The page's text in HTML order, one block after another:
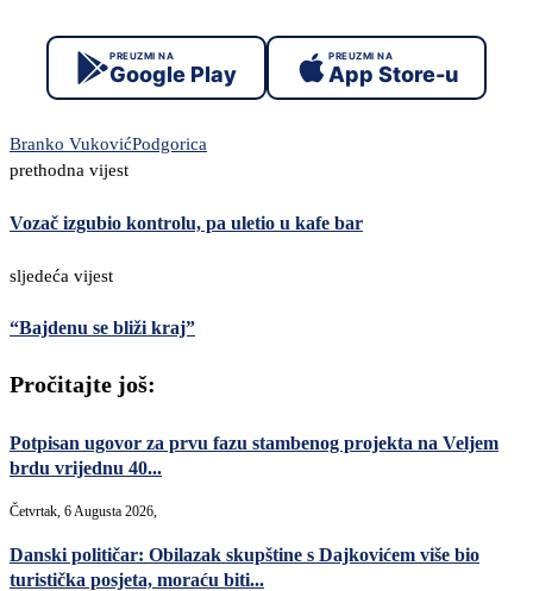
PREUZMI NA
Google Play
PREUZMI NA
App Store-u
Branko VukovićPodgorica
prethodna vijest
Vozač izgubio kontrolu, pa uletio u kafe bar
sljedeća vijest
“Bajdenu se bliži kraj”
Pročitajte još:
Potpisan ugovor za prvu fazu stambenog projekta na Veljem
brdu vrijednu 40...
Četvrtak, 6 Augusta 2026,
Danski političar: Obilazak skupštine s Dajkovićem više bio
turistička posjeta, moraću biti...